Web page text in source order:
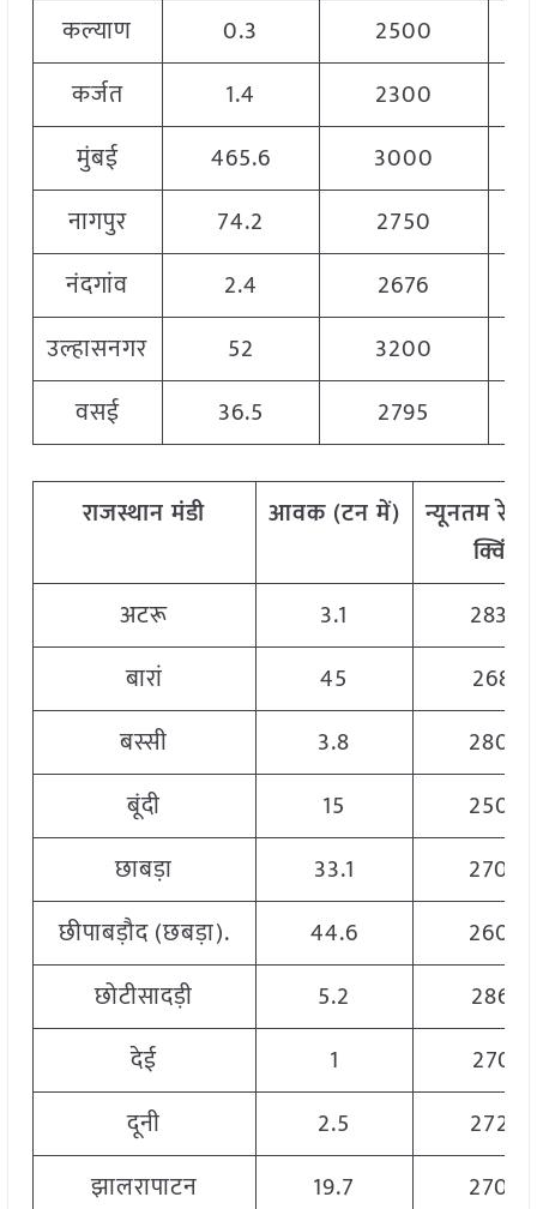
कल्याण
0.3
2500
कर्जत
1.4
2300
मुंबई
465.6
3000
नागपुर
74.2
2750
नंदगांव
2.4
2676
उल्हासनगर
52
3200
वसई
36.5 2795
राजस्थान मंडी आवक(टनमें) न्यूनतमरेट
क्विं
अटरू
3.1
2830
बारां
45
2681
बस्सी
3.8
2800
बूंदी
15
2500
छाबड़ा
33.1
2700
छीपाबड़ौद (छबड़ा).
44.6
2600
छोटीसादड़ी
5.2
2865
देई
1
2701
दूनी
2.5
2720
झालरापाटन
19.7
2700